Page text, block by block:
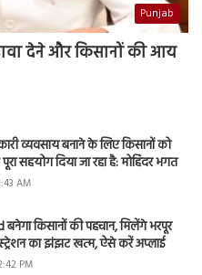
Punjab
देने और किसानों की आय
व्यवसाय बनाने के लिए किसानों को
सहयोग दिया जा रहा है: मोहिंदर भगत
AM
किसानों की पहचान, मिलेंगे भरपूर
का झंझट खत्म, ऐसे करें अप्लाई
PM